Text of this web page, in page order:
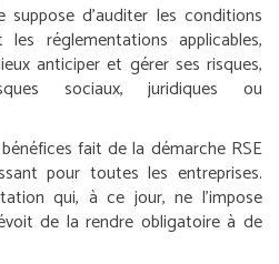
suppose d’auditer les conditions
réglementations applicables,
anticiper et gérer ses risques,
sociaux, juridiques ou
fait de la démarche RSE
pour toutes les entreprises.
qui, à ce jour, ne l’impose
de la rendre obligatoire à de